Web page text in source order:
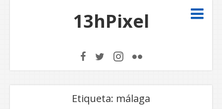
13hPixel
Etiqueta: málaga